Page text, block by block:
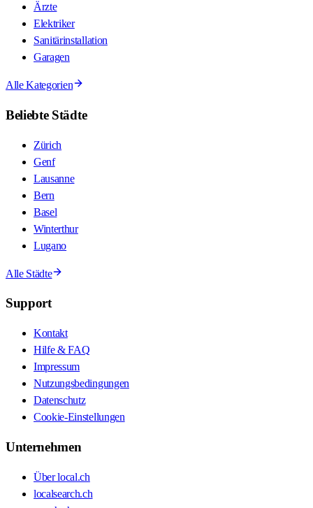
Ärzte
Elektriker
Sanitärinstallation
Garagen
Alle Kategorien
Beliebte Städte
Zürich
Genf
Lausanne
Bern
Basel
Winterthur
Lugano
Alle Städte
Support
Kontakt
Hilfe & FAQ
Impressum
Nutzungsbedingungen
Datenschutz
Cookie-Einstellungen
Unternehmen
Über local.ch
localsearch.ch